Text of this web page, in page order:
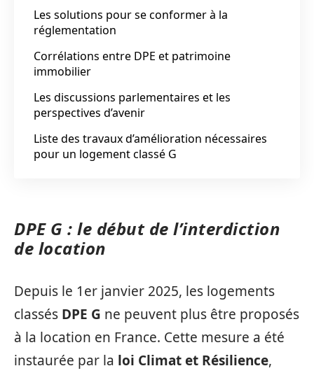
Les solutions pour se conformer à la
réglementation
Corrélations entre DPE et patrimoine
immobilier
Les discussions parlementaires et les
perspectives d’avenir
Liste des travaux d’amélioration nécessaires
pour un logement classé G
DPE G : le début de l’interdiction
de location
Depuis le 1er janvier 2025, les logements
classés DPE G ne peuvent plus être proposés
à la location en France. Cette mesure a été
instaurée par la loi Climat et Résilience,